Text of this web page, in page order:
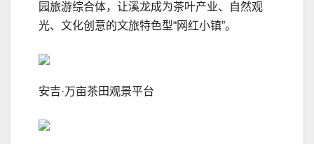
园旅游综合体，让溪龙成为茶叶产业、自然观
光、文化创意的文旅特色型“网红小镇”。
安吉·万亩茶田观景平台